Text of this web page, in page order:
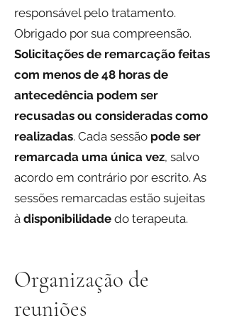
responsável pelo tratamento.
Obrigado por sua compreensão.
Solicitações de remarcação feitas
com menos de 48 horas de
antecedência podem ser
recusadas ou consideradas como
realizadas. Cada sessão pode ser
remarcada uma única vez, salvo
acordo em contrário por escrito. As
sessões remarcadas estão sujeitas
à disponibilidade do terapeuta.
Organização de
reuniões